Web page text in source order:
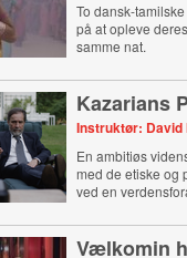
To dansk-
på at opleve
samme nat.
Kazarians
Instruktør: David
En ambitiøs
med de etiske og
ved en
Vælkomin